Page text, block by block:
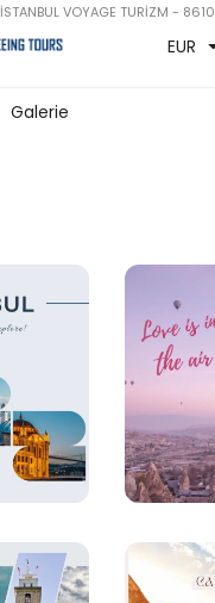
İSTANBUL VOYAGE TURİZM - 8610
EUR
Galerie